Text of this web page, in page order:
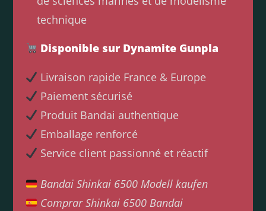
technique
Disponible sur Dynamite Gunpla
Livraison rapide France & Europe
Paiement sécurisé
Produit Bandai authentique
Emballage renforcé
Service client passionné et réactif
Bandai Shinkai 6500 Modell kaufen
Comprar Shinkai 6500 Bandai